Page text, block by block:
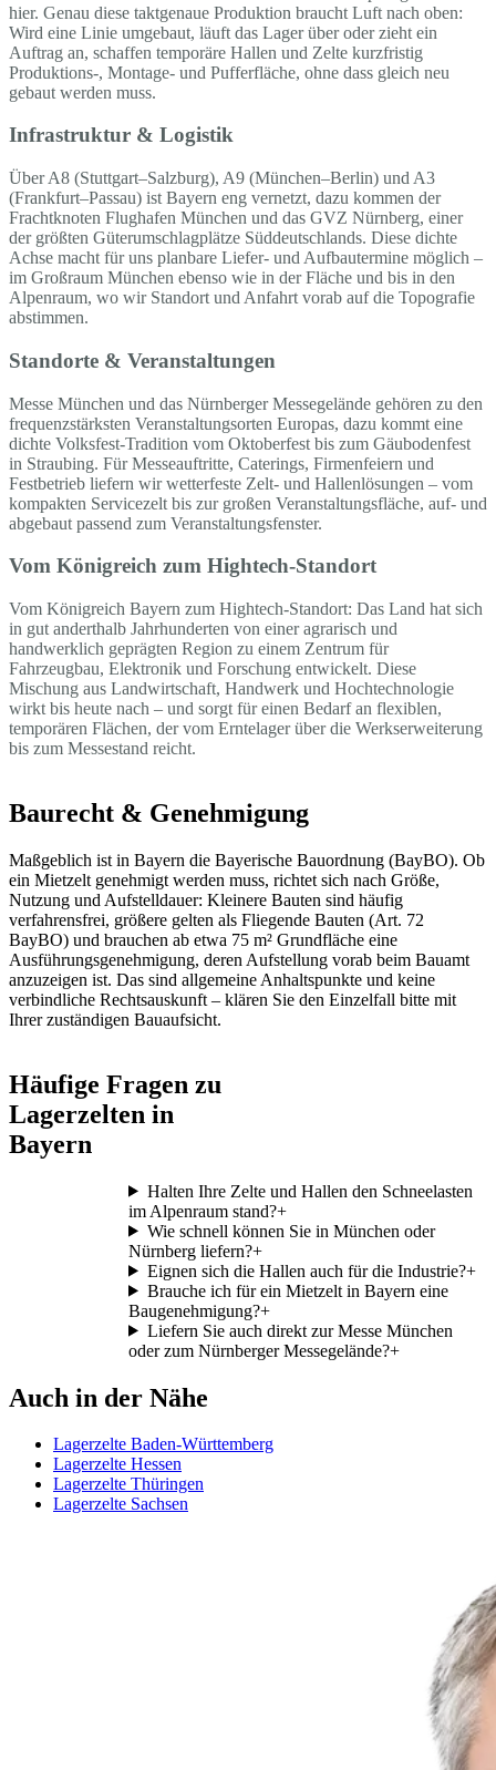
hier. Genau diese taktgenaue Produktion braucht Luft nach oben:
Wird eine Linie umgebaut, läuft das Lager über oder zieht ein
Auftrag an, schaffen temporäre Hallen und Zelte kurzfristig
Produktions-, Montage- und Pufferfläche, ohne dass gleich neu
gebaut werden muss.
Infrastruktur & Logistik
Über A8 (Stuttgart–Salzburg), A9 (München–Berlin) und A3
(Frankfurt–Passau) ist Bayern eng vernetzt, dazu kommen der
Frachtknoten Flughafen München und das GVZ Nürnberg, einer
der größten Güterumschlagplätze Süddeutschlands. Diese dichte
Achse macht für uns planbare Liefer- und Aufbautermine möglich –
im Großraum München ebenso wie in der Fläche und bis in den
Alpenraum, wo wir Standort und Anfahrt vorab auf die Topografie
abstimmen.
Standorte & Veranstaltungen
Messe München und das Nürnberger Messegelände gehören zu den
frequenzstärksten Veranstaltungsorten Europas, dazu kommt eine
dichte Volksfest-Tradition vom Oktoberfest bis zum Gäubodenfest
in Straubing. Für Messeauftritte, Caterings, Firmenfeiern und
Festbetrieb liefern wir wetterfeste Zelt- und Hallenlösungen – vom
kompakten Servicezelt bis zur großen Veranstaltungsfläche, auf- und
abgebaut passend zum Veranstaltungsfenster.
Vom Königreich zum Hightech-Standort
Vom Königreich Bayern zum Hightech-Standort: Das Land hat sich
in gut anderthalb Jahrhunderten von einer agrarisch und
handwerklich geprägten Region zu einem Zentrum für
Fahrzeugbau, Elektronik und Forschung entwickelt. Diese
Mischung aus Landwirtschaft, Handwerk und Hochtechnologie
wirkt bis heute nach – und sorgt für einen Bedarf an flexiblen,
temporären Flächen, der vom Erntelager über die Werkserweiterung
bis zum Messestand reicht.
Baurecht & Genehmigung
Maßgeblich ist in Bayern die Bayerische Bauordnung (BayBO). Ob
ein Mietzelt genehmigt werden muss, richtet sich nach Größe,
Nutzung und Aufstelldauer: Kleinere Bauten sind häufig
verfahrensfrei, größere gelten als Fliegende Bauten (Art. 72
BayBO) und brauchen ab etwa 75 m² Grundfläche eine
Ausführungsgenehmigung, deren Aufstellung vorab beim Bauamt
anzuzeigen ist. Das sind allgemeine Anhaltspunkte und keine
verbindliche Rechtsauskunft – klären Sie den Einzelfall bitte mit
Ihrer zuständigen Bauaufsicht.
Häufige Fragen zu
Lagerzelten in
Bayern
Halten Ihre Zelte und Hallen den Schneelasten
im Alpenraum stand?+
Wie schnell können Sie in München oder
Nürnberg liefern?+
Eignen sich die Hallen auch für die Industrie?+
Brauche ich für ein Mietzelt in Bayern eine
Baugenehmigung?+
Liefern Sie auch direkt zur Messe München
oder zum Nürnberger Messegelände?+
Auch in der Nähe
Lagerzelte Baden-Württemberg
Lagerzelte Hessen
Lagerzelte Thüringen
Lagerzelte Sachsen